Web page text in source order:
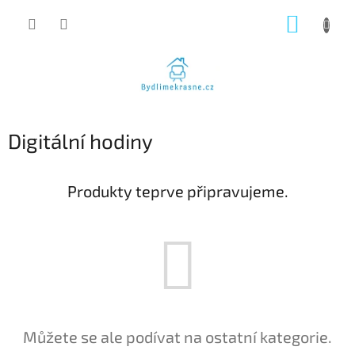
Digitální hodiny
Produkty teprve připravujeme.
Můžete se ale podívat na ostatní kategorie.